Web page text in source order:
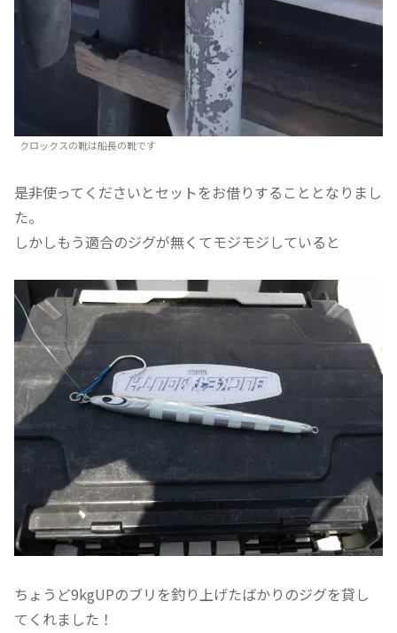
クロックスの靴は船長の靴です
是非使ってくださいとセットをお借りすることとなりまし
た。
しかしもう適合のジグが無くてモジモジしていると
ちょうど9kgUPのブリを釣り上げたばかりのジグを貸し
てくれました！